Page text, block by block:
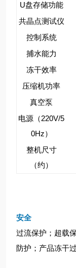
U盘存储功能
共晶点测试仪
控制系统
捕水能力
冻干效率
压缩机功率
真空泵
电源（220V/5
0Hz）
整机尺寸
（约）
安全
过流保护；超载
防护；产品冻干